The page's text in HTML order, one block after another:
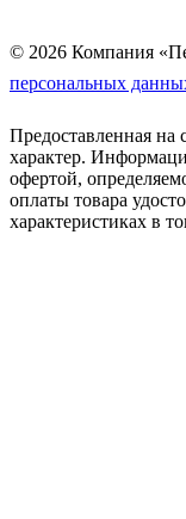
© 2026 Компания
персональных
Предоставленная на
характер.
офертой,
оплаты товара
характеристиках в